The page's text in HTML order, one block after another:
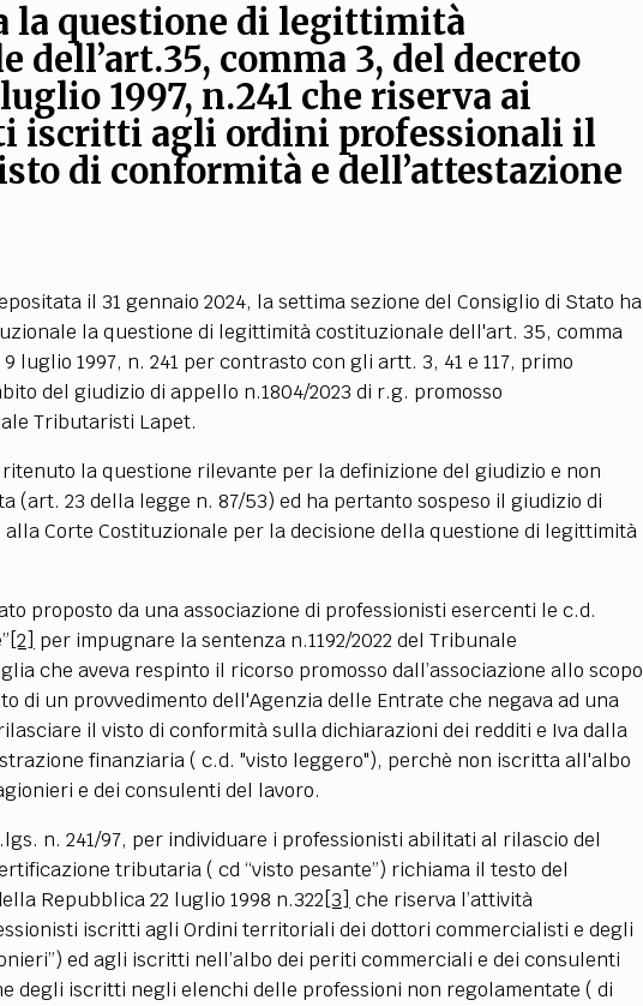
la questione di legittimità
dell’art.35, comma 3, del decreto
1997, n.241 che riserva ai
iscritti agli ordini professionali il
di conformità e dell’attestazione
il 31 gennaio 2024, la settima sezione del Consiglio di Stato ha
la questione di legittimità costituzionale dell'art. 35, comma
luglio 1997, n. 241 per contrasto con gli artt. 3, 41 e 117, primo
del giudizio di appello n.1804/2023 di r.g. promosso
Tributaristi Lapet.
la questione rilevante per la definizione del giudizio e non
(art. 23 della legge n. 87/53) ed ha pertanto sospeso il giudizio di
Corte Costituzionale per la decisione della questione di legittimità
proposto da una associazione di professionisti esercenti le c.d.
[2]
per impugnare la sentenza n.1192/2022 del Tribunale
che aveva respinto il ricorso promosso dall’associazione allo scopo
di un provvedimento dell'Agenzia delle Entrate che negava ad una
il visto di conformità sulla dichiarazioni dei redditi e Iva dalla
finanziaria ( c.d. "visto leggero"), perchè non iscritta all'albo
e dei consulenti del lavoro.
n. 241/97, per individuare i professionisti abilitati al rilascio del
tributaria ( cd “visto pesante”) richiama il testo del
Repubblica 22 luglio 1998 n.322 [3] che riserva l’attività
iscritti agli Ordini territoriali dei dottori commercialisti e degli
ed agli iscritti nell’albo dei periti commerciali e dei consulenti
degli iscritti negli elenchi delle professioni non regolamentate ( di